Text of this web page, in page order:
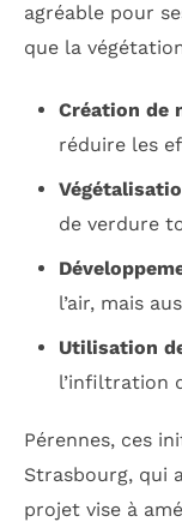
agréable pour
que la
Création de
réduire les
de verdure
l’air, mais
Utilisation
l’infiltration
Pérennes, ces
Strasbourg, qui
projet vise à